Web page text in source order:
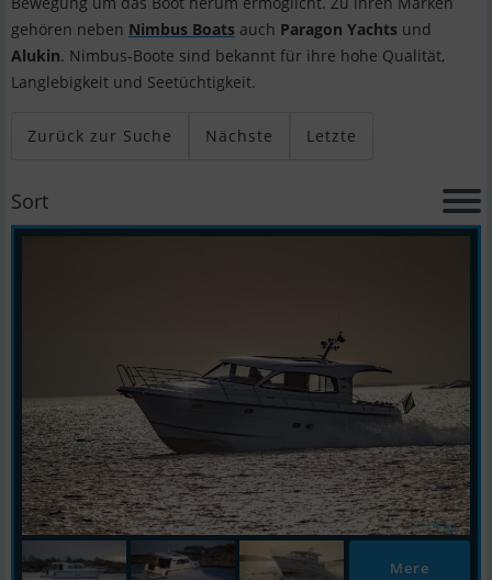
gehören neben Nimbus Boats auch Paragon Yachts und
Alukin. Nimbus-Boote sind bekannt für ihre hohe Qualität,
Langlebigkeit und Seetüchtigkeit.
Zurück zur Suche Nächste Letzte
Sort
Mere